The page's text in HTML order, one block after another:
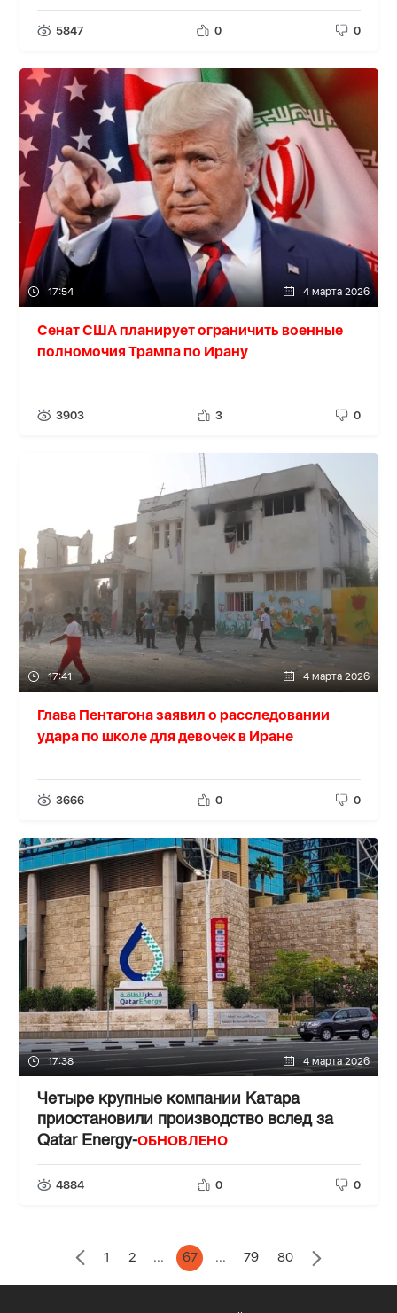
5847 0 0
17:54 4 марта 2026
Сенат США планирует ограничить военные
полномочия Трампа по Ирану
3903 3 0
17:41 4 марта 2026
Глава Пентагона заявил о расследовании
удара по школе для девочек в Иране
3666 0 0
17:38 4 марта 2026
Четыре крупные компании Катара
приостановили производство вслед за
Qatar Energy-ОБНОВЛЕНО
4884 0 0
1 2 ... 67 ... 79 80